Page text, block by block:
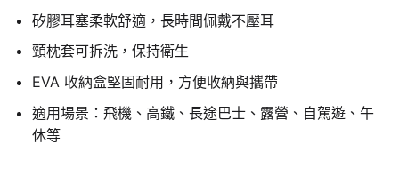
矽膠耳塞柔軟舒適，長時間佩戴不壓耳
頸枕套可拆洗，保持衛生
EVA 收納盒堅固耐用，方便收納與攜帶
適用場景：飛機、高鐵、長途巴士、露營、自駕遊、午
休等